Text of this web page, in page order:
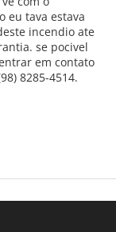
eu tava estava
incendio ate
se pocivel
em contato
8285-4514.